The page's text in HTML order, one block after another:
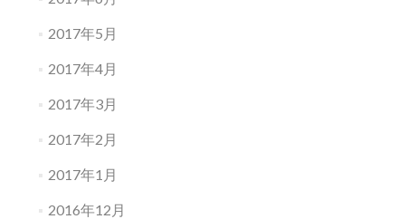
2017年5月
2017年4月
2017年3月
2017年2月
2017年1月
2016年12月